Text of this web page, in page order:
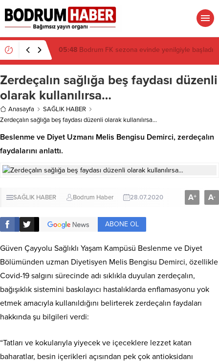
05:35 Bodrum’da Gaz Sızıntısı: 15 Kişi Hastaneye
Kaldırıldı
Zerdeçalın sağlığa beş faydası düzenli
olarak kullanılırsa…
Anasayfa
SAĞLIK HABER
Zerdeçalın sağlığa beş faydası düzenli olarak kullanılırsa…
Beslenme ve Diyet Uzmanı Melis Bengisu Demirci, zerdeçalın
faydalarını anlattı.
SAĞLIK HABER Bodrum Haber 28.07.2020 A+ A-
ABONE OL
Güven Çayyolu Sağlıklı Yaşam Kampüsü Beslenme ve Diyet
Bölümünden uzman Diyetisyen Melis Bengisu Demirci, özellikle
Covid-19 salgını sürecinde adı sıklıkla duyulan zerdeçalın,
bağışıklık sistemini baskılayıcı hastalıklarda enflamasyonu yok
etmek amacıyla kullanıldığını belirterek zerdeçalın faydaları
hakkında şu bilgileri verdi:
“Tatları ve kokularıyla yiyecek ve içeceklere lezzet katan
baharatlar, besin içerikleri açısından pek çok antioksidanı